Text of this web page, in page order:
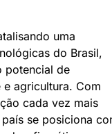
uma
do Brasil,
potencial de
agricultura. Com
cada vez mais
se posiciona